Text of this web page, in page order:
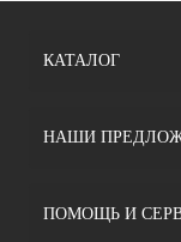
КАТАЛОГ
НАШИ
ПОМОЩЬ И